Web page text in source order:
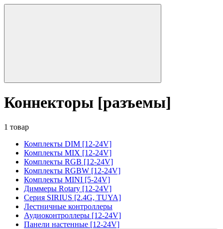
Коннекторы [разъемы]
1 товар
Комплекты DIM [12-24V]
Комплекты MIX [12-24V]
Комплекты RGB [12-24V]
Комплекты RGBW [12-24V]
Комплекты MINI [5-24V]
Диммеры Rotary [12-24V]
Серия SIRIUS [2.4G, TUYA]
Лестничные контроллеры
Аудиоконтроллеры [12-24V]
Панели настенные [12-24V]